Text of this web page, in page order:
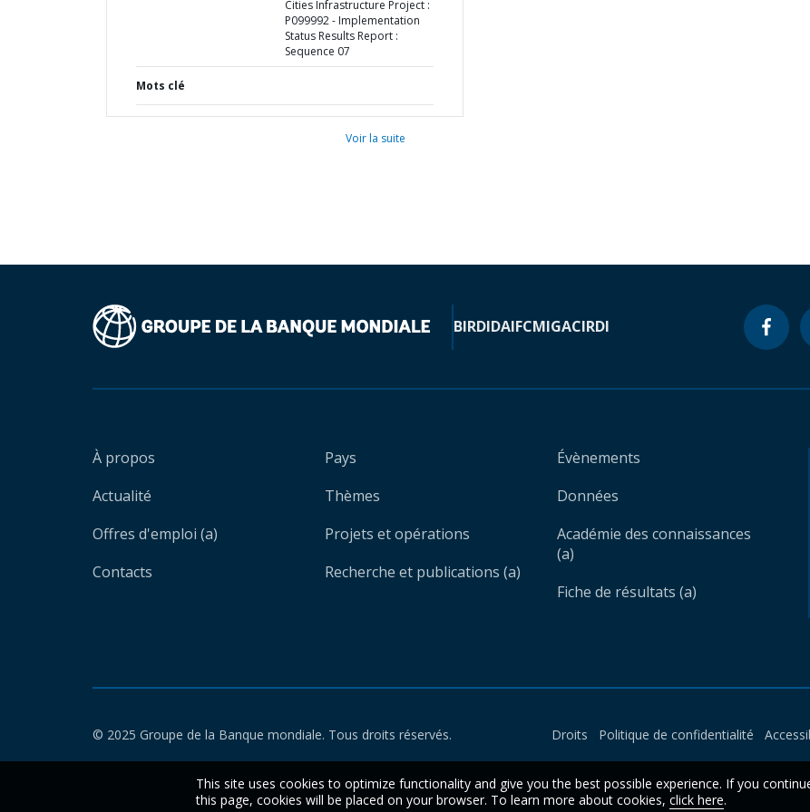
Cities Infrastructure Project :
P099992 - Implementation
Status Results Report :
Sequence 07
Mots clé
Voir la suite
BIRDIDAIFCMIGACIRDI
À propos
Actualité
Offres d'emploi (a)
Contacts
Pays
Thèmes
Projets et opérations
Recherche et publications (a)
Évènements
Données
Académie des connaissances
(a)
Fiche de résultats (a)
© 2025 Groupe de la Banque mondiale. Tous droits réservés. Droits Politique de confidentialité
This site uses cookies to optimize functionality and give you the best possible experience. If you
this page, cookies will be placed on your browser. To learn more about cookies, click here.